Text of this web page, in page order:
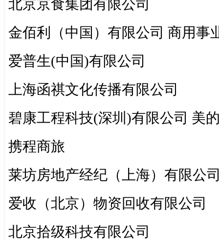
北京京食集团有限公司
金佰利（中国）有限公司 商用事
爱普生(中国)有限公司
上海函祺文化传播有限公司
碧康工程科技(深圳)有限公司 美
携程商旅
莱坊房地产经纪（上海）有限公
爱收（北京）物资回收有限公司
北京拾级科技有限公司